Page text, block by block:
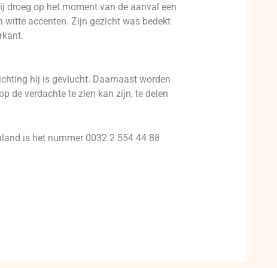
droeg op het moment van de aanval een
witte accenten. Zijn gezicht was bedekt
hij is gevlucht. Daarnaast worden
de verdachte te zien kan zijn, te delen
is het nummer 0032 2 554 44 88